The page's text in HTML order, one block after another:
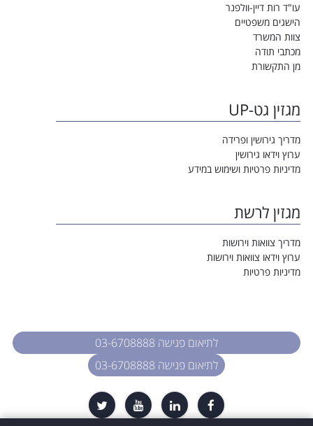
עו"ד רות דיין-וולפנר
הישגים משפטיים
צוות המשרד
מכתבי תודה
מן התקשורת
מגזין גט-UP
מדריך גירושין ופרידה
ערוץ וידאו גירושין
מדיניות פרטיות ושימוש במידע
מגזין לרשת
מדריך צוואות וירושות
ערוץ וידאו צוואות וירושות
מדיניות פרטיות
לתיאום פגישה 03-6708888
לתיאום פגישה 03-6708888